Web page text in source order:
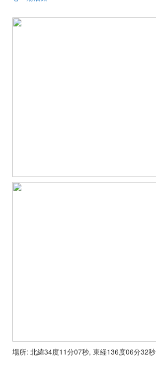
場所: 北緯34度11分07秒, 東経136度06分32秒